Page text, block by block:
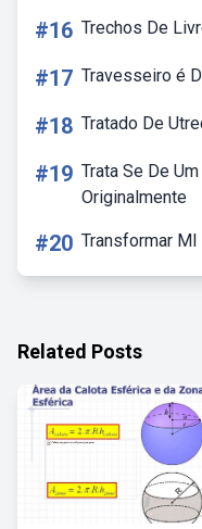
#16 Trechos De
#17 Travesseiro é
#18 Tratado De
#19 Trata Se De
Originalmente
#20 Transformar Ml
Related Posts